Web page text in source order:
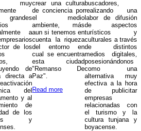
muy
grandes
a
de los
de
directa a
del
y al
de
de los
y
crear una cultura
de conciencia por
el medio
ambiente, más
aun si tenemos en
cuenta la riqueza
del entorno en
cual se encuentra
esta ciudad
"Remanso De
Paz".
Read more
buscadores,
realizando una
labor de difusión
de aspectos
turísticos y
culturales a través
de distintos
medios digitales,
posesionándonos
como una
alternativa muy
efectiva a la hora
de publicitar
empresas
relacionadas con
el turismo y la
cultura tunjana y
boyacense.